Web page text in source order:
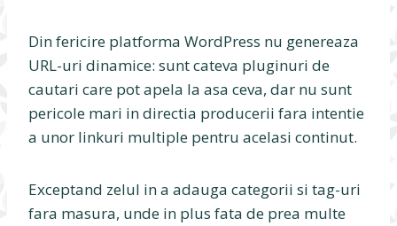
Din fericire platforma WordPress nu genereaza
URL-uri dinamice: sunt cateva pluginuri de
cautari care pot apela la asa ceva, dar nu sunt
pericole mari in directia producerii fara intentie
a unor linkuri multiple pentru acelasi continut.
Exceptand zelul in a adauga categorii si tag-uri
fara masura, unde in plus fata de prea multe